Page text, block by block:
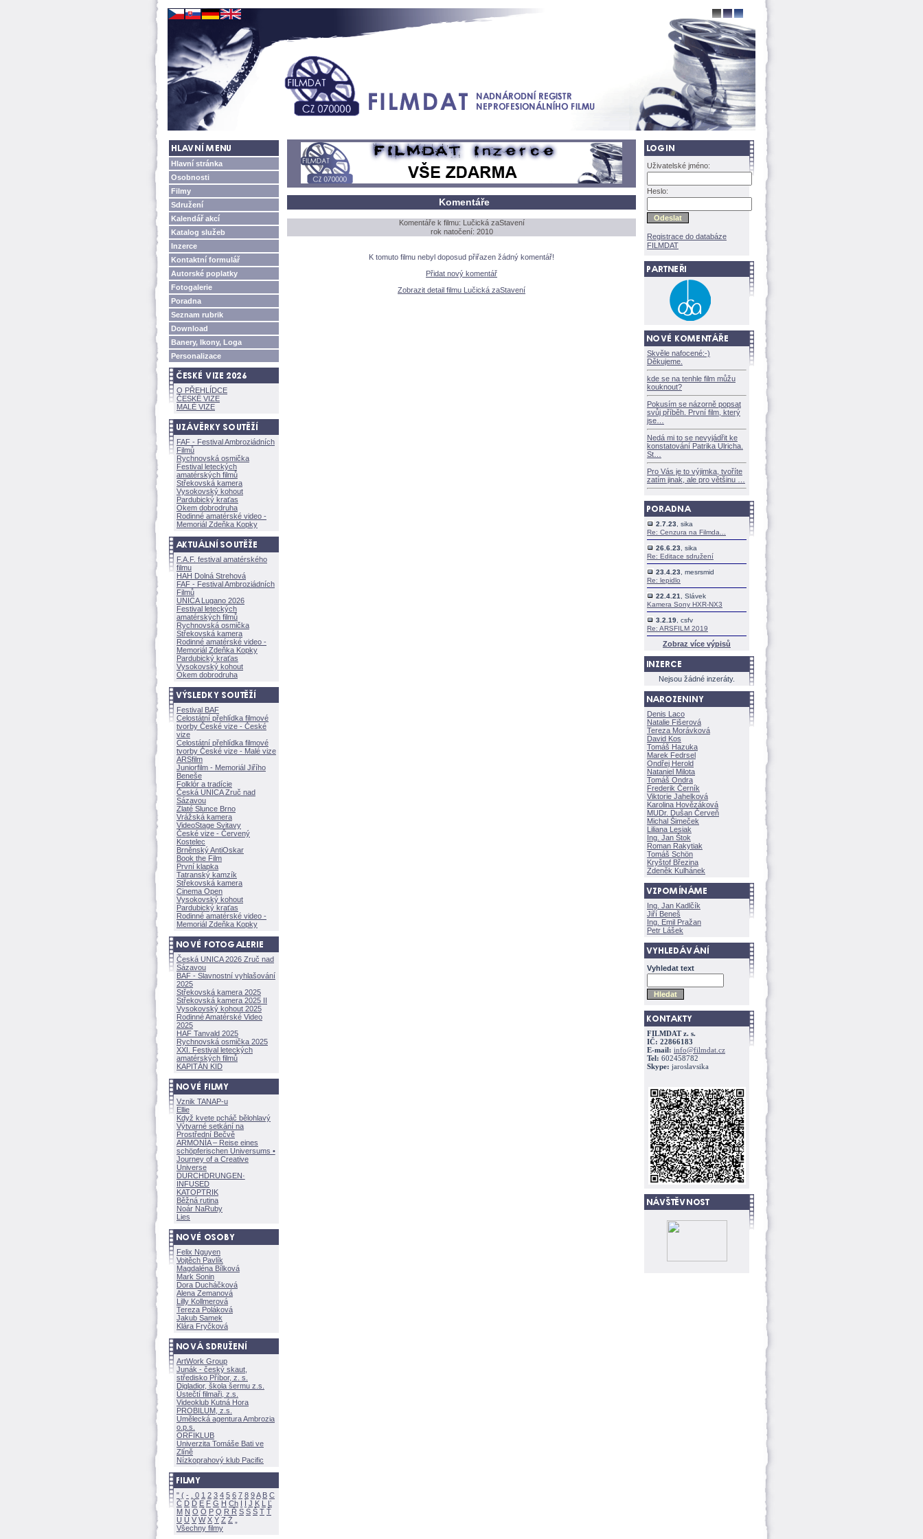
Hlavní stránka
Osobnosti
Filmy
Sdružení
Kalendář akcí
Katalog služeb
Inzerce
Kontaktní formulář
Autorské poplatky
Fotogalerie
Poradna
Seznam rubrik
Download
Banery, Ikony, Loga
Personalizace
O PŘEHLÍDCE
ČESKÉ VIZE
MALÉ VIZE
FAF - Festival Ambroziádních
Filmů
Rychnovská osmička
Festival leteckých
amatérských filmů
Střekovská kamera
Vysokovský kohout
Pardubický kraťas
Okem dobrodruha
Rodinné amatérské video -
Memoriál Zdeňka Kopky
F.A.F. festival amatérského
filmu
HAH Dolná Strehov
FAF - Festival Ambroziádních
Filmů
UNICA Lugano 2026
Festival leteckých
amatérských filmů
Rychnovská osmička
Střekovská kamera
Rodinné amatérské video -
Memoriál Zdeňka Kopky
Pardubický kraťas
Vysokovský kohout
Okem dobrodruha
Festival BAF
Celostátní přehlídka filmové
tvorby České vize - České
vize
Celostátní přehlídka filmové
tvorby České vize - Malé vize
ARSfilm
Juniorfilm - Memoriál Jiřího
Beneše
Folklór a tradície
Česká UNICA Zruč nad
Sázavou
Zlaté Slunce Brno
Vrážská kamera
VideoStage Svitavy
České vize - Červený
Kostelec
Brněnský AntiOskar
Book the Film
První klapka
Tatranský kamzík
Střekovská kamera
Cinema Open
Vysokovský kohout
Pardubický kraťas
Rodinné amatérské video -
Memoriál Zdeňka Kopky
Česká UNICA 2026 Zruč nad
Sázavou
BAF - Slavnostní vyhlašování
2025
Střekovská kamera 2025
Střekovská kamera 2025 II
Vysokovský kohout 2025
Rodinné Amatérské Video
2025
HAF Tanvald 2025
Rychnovská osmička 2025
XXI. Festival leteckých
amatérských filmů
KAPITÁN KID
Vznik TANAP-u
Ellie
Když kvete pcháč bělohlavý
Výtvarné setkání na
Prostřední Bečvě
ARMONÍA – Reise eines
schöpferischen Universums •
Journey of a Creative
Universe
DURCHDRUNGEN·
INFUSED
KATOPTRIK
Běžná rutina
Noár NaRuby
Lies
Felix Nguyen
Vojtěch Pavlík
Magdaléna Bílkov
Mark Sonin
Dora Ducháčkov
Alena Zemanov
Lilly Kollmerov
Tereza Polákov
Jakub Samek
Klára Fryčkov
ArtWork Group
Junák - český skaut,
středisko Příbor, z. s.
Digladior, škola šermu z.s.
Ústečtí filmaři, z.s.
Videoklub Kutná Hora
PROBILUM, z.s.
Umělecká agentura Ambrozia
o.p.s.
ORFIKLUB
Univerzita Tomáše Bati ve
Zlíně
Nízkoprahový klub Pacific
" ( - 0 1 2 3 4 5 6 7 8 9A B C
Č D Ď E F G H Ch I Í J K L
Ľ
M N O Ó P Q R Ř S Ś T Ť
U Ú V W X Y Z
Všechny filmy
Komentáře
Komentáře k filmu: Lučická zaStavení
rok natočení: 2010
K tomuto filmu nebyl doposud přiřazen žádný komentář!
Přidat nový komentář
Zobrazit detail filmu Lučická zaStavení
Uživatelské jméno:
Heslo:
Registrace do databáze
FILMDAT
Skvěle nafocené:-)
Děkujeme.
kde se na tenhle film můžu
kouknout?
Pokusím se názorně popsat
svůj příběh. První film, který
jse
Nedá mi to se nevyjádřit ke
konstatování Patrika Ulricha.
St
Pro Vás je to výjimka, tvoříte
zatím jinak, ale pro většinu
2.7.23 , sika
Re: Cenzura na Filmda...
26.6.23 , sika
Re: Editace sdružení
23.4.23 , mesrsmid
Re: lepidlo
22.4.21
, Slávek
Kamera Sony HXR-NX3
3.2.19 , csfv
Re: ARSFILM 2019
Zobraz více výpisů
Nejsou žádné inzeráty.
Denis Laco
Natalie Fišerov
Tereza Morávkov
David Kos
Tomáš Hazuka
Marek Fedrsel
Ondřej Herold
Nataniel Milota
Tomáš Ondra
Frederik Černík
Viktorie Jahelkov
Karolina Hovězákov
MUDr. Dušan Červeň
Michal Šimeček
Liliana Lesiak
Ing. Jan Štok
Roman Rakytiak
Tomáš Schön
Kryštof Březina
Zdeněk Kulhánek
Ing. Jan Kadlčík
Jiří Bene
Ing. Emil Pražan
Petr Lášek
Vyhledat text
FILMDAT z. s.
IČ: 22866183
E-mail: info@filmdat.cz
Tel: 602458782
Skype: jaroslavsika